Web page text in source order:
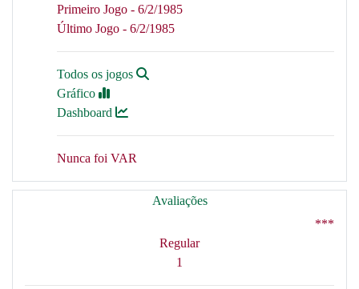
Primeiro Jogo - 6/2/1985
Último Jogo - 6/2/1985
Todos os jogos
Gráfico
Dashboard
Nunca foi VAR
Avaliações
***
Regular
1